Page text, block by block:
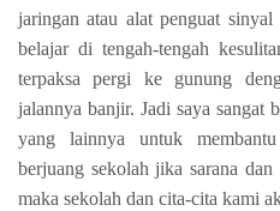
jaringan atau alat penguat
belajar di tengah-tengah
terpaksa pergi ke gunung
jalannya banjir. Jadi saya sangat
yang lainnya untuk
berjuang sekolah jika sarana
maka sekolah dan cita-cita kami